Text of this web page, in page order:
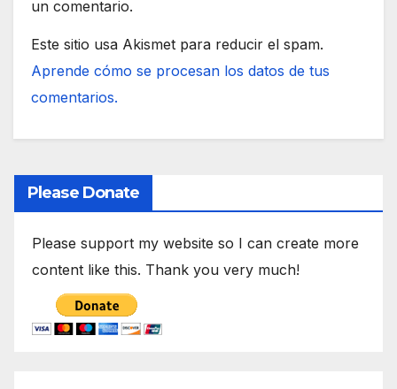
un comentario.
Este sitio usa Akismet para reducir el spam.
Aprende cómo se procesan los datos de tus
comentarios.
Please Donate
Please support my website so I can create more
content like this. Thank you very much!